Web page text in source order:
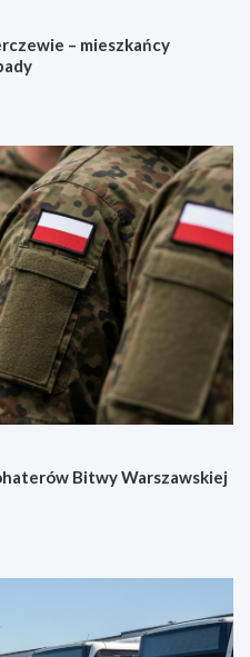
– mieszkańcy
Bitwy Warszawskiej